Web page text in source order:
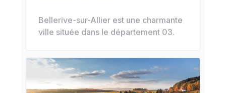
Bellerive-sur-Allier est une charmante
ville située dans le département 03.